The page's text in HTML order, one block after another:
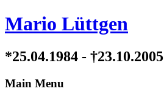
Mario Lüttgen
*25.04.1984 - †23.10.2005
Main Menu